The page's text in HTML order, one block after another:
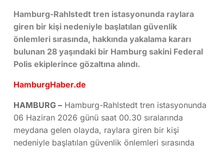
Hamburg-Rahlstedt tren istasyonunda raylara
giren bir kişi nedeniyle başlatılan güvenlik
önlemleri sırasında, hakkında yakalama kararı
bulunan 28 yaşındaki bir Hamburg sakini Federal
Polis ekiplerince gözaltına alındı.
HamburgHaber.de
HAMBURG – Hamburg-Rahlstedt tren istasyonunda
06 Haziran 2026 günü saat 00.30 sıralarında
meydana gelen olayda, raylara giren bir kişi
nedeniyle başlatılan güvenlik önlemleri sırasında